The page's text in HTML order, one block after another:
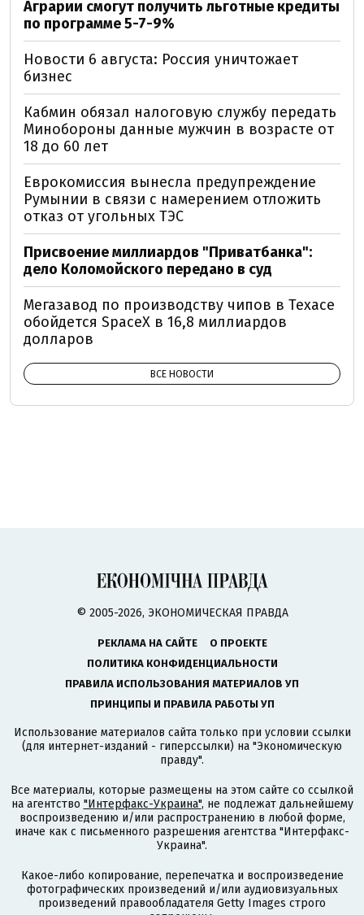
Аграрии смогут получить льготные кредиты
по программе 5-7-9%
Новости 6 августа: Россия уничтожает
бизнес
Кабмин обязал налоговую службу передать
Минобороны данные мужчин в возрасте от
18 до 60 лет
Еврокомиссия вынесла предупреждение
Румынии в связи с намерением отложить
отказ от угольных ТЭС
Присвоение миллиардов "Приватбанка":
дело Коломойского передано в суд
Мегазавод по производству чипов в Техасе
обойдется SpaceX в 16,8 миллиардов
долларов
ВСЕ НОВОСТИ
© 2005-2026, ЭКОНОМИЧЕСКАЯ ПРАВДА
РЕКЛАМА НА САЙТЕ
О ПРОЕКТЕ
ПОЛИТИКА КОНФИДЕНЦИАЛЬНОСТИ
ПРАВИЛА ИСПОЛЬЗОВАНИЯ МАТЕРИАЛОВ УП
ПРИНЦИПЫ И ПРАВИЛА РАБОТЫ УП
Использование материалов сайта только при условии ссылки
(для интернет-изданий - гиперссылки) на "Экономическую
правду".
Все материалы, которые размещены на этом сайте со ссылкой
на агентство "Интерфакс-Украина", не подлежат дальнейшему
воспроизведению и/или распространению в любой форме,
иначе как с письменного разрешения агентства "Интерфакс-
Украина".
Какое-либо копирование, перепечатка и воспроизведение
фотографических произведений и/или аудиовизуальных
произведений правообладателя Getty Images строго